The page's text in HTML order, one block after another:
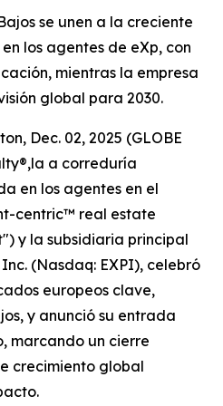
se unen a la creciente
los agentes de eXp, con
mientras la empresa
global para 2030.
Dec. 02, 2025 (GLOBE
a correduría
en los agentes en el
centric™ real estate
y la subsidiaria principal
(Nasdaq: EXPI), celebró
europeos clave,
y anunció su entrada
marcando un cierre
crecimiento global